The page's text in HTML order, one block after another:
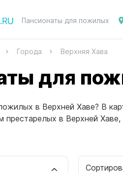
Пансионаты для пожилых
Города Верхняя Хава
для
в Верхней Хаве? В
престарелых в Верхней